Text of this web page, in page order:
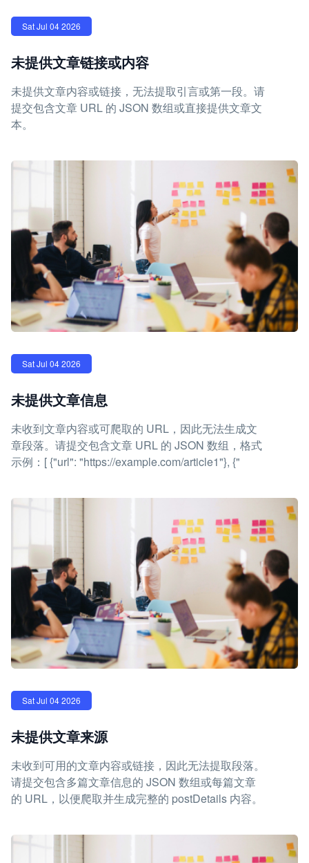
Sat Jul 04 2026
未提供文章链接或内容
未提供文章内容或链接，无法提取引言或第一段。请
提交包含文章 URL 的 JSON 数组或直接提供文章文
本。
Sat Jul 04 2026
未提供文章信息
未收到文章内容或可爬取的 URL，因此无法生成文
章段落。请提交包含文章 URL 的 JSON 数组，格式
示例：[ {"url": "https://example.com/article1"}, {"
Sat Jul 04 2026
未提供文章来源
未收到可用的文章内容或链接，因此无法提取段落。
请提交包含多篇文章信息的 JSON 数组或每篇文章
的 URL，以便爬取并生成完整的 postDetails 内容。